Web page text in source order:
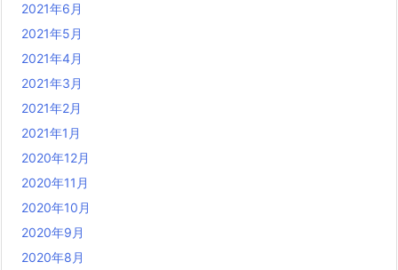
2021年6月
2021年5月
2021年4月
2021年3月
2021年2月
2021年1月
2020年12月
2020年11月
2020年10月
2020年9月
2020年8月